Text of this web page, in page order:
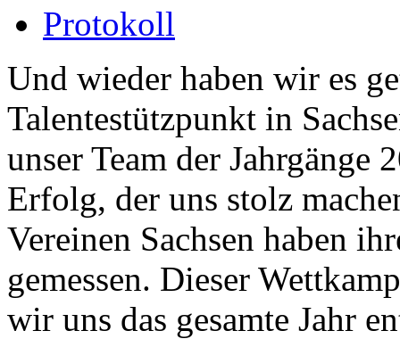
Protokoll
Und wieder haben wir es
Talentestützpunkt in
unser Team der Jahrgänge
Erfolg, der uns stolz
Vereinen Sachsen haben
gemessen. Dieser
wir uns das gesamte Jahr